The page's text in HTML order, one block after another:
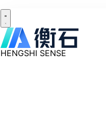
HENGSHI SENSE